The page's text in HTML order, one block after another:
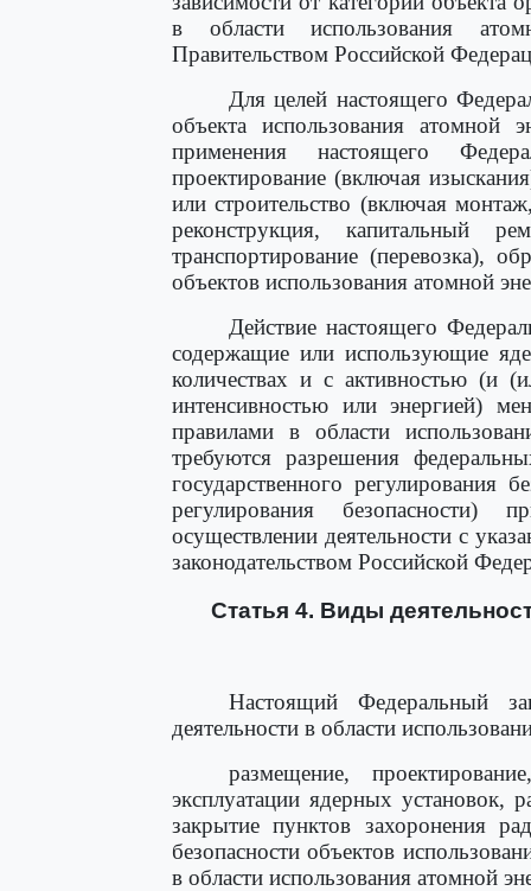
в области использования
Правительством Российской
Для целей настоящего
объекта использования атомной
применения настоящего
проектирование (включая
или строительство (включая
реконструкция, капитальный
транспортирование (перевозка),
объектов использования атомной
Действие настоящего
содержащие или использующие
количествах и с активностью (и
интенсивностью или энергией)
правилами в области
требуются разрешения
государственного регулирования
регулирования безопасности)
осуществлении деятельности с
законодательством Российской
Статья 4. Виды
Настоящий Федеральный
деятельности в области
размещение,
эксплуатации ядерных установок,
закрытие пунктов захоронения
безопасности объектов
в области использования атомной